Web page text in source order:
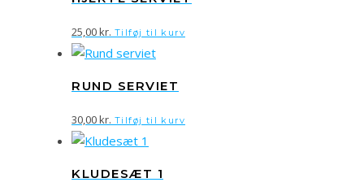
25,00kr. Tilføj til kurv
RUND SERVIET
30,00kr. Tilføj til kurv
KLUDESÆT 1